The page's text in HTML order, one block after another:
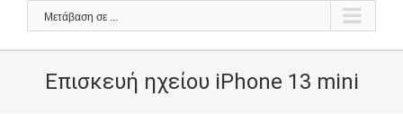
Μετάβαση σε ...
Επισκευή ηχείου iPhone 13 mini